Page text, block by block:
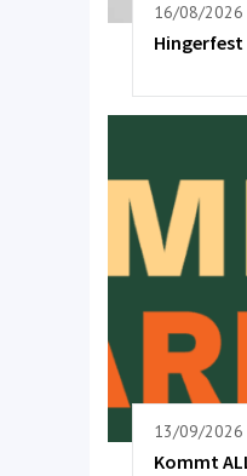
16/08/2026
13/09/2026
Kommt